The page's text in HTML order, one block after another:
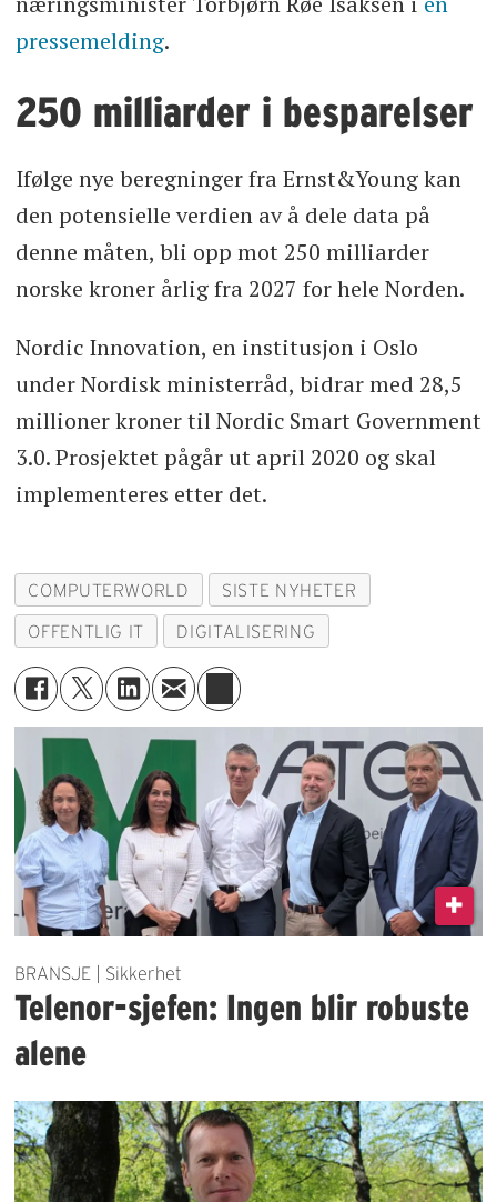
pressemelding.
250 milliarder i besparelser
Ifølge nye beregninger fra Ernst&Young kan
den potensielle verdien av å dele data på
denne måten, bli opp mot 250 milliarder
norske kroner årlig fra 2027 for hele Norden.
Nordic Innovation, en institusjon i Oslo
under Nordisk ministerråd, bidrar med 28,5
millioner kroner til Nordic Smart Government
3.0. Prosjektet pågår ut april 2020 og skal
implementeres etter det.
COMPUTERWORLD SISTE NYHETER
OFFENTLIG IT DIGITALISERING
BRANSJE | Sikkerhet
Telenor-sjefen: Ingen blir robuste
alene